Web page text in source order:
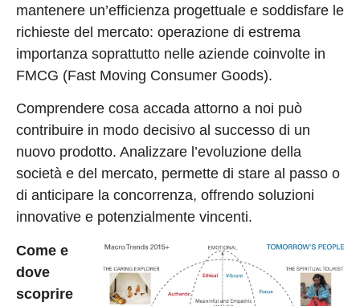
mantenere un’efficienza progettuale e soddisfare le
richieste del mercato: operazione di estrema
importanza soprattutto nelle aziende coinvolte in
FMCG (Fast Moving Consumer Goods).
Comprendere cosa accada attorno a noi può
contribuire in modo decisivo al successo di un
nuovo prodotto. Analizzare l’evoluzione della
società e del mercato, permette di stare al passo o
di anticipare la concorrenza, offrendo soluzioni
innovative e potenzialmente vincenti.
Come e
dove
scoprire